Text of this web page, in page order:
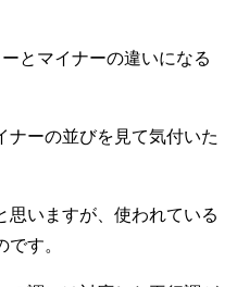
とマイナーの違いになる
ナーの並びを見て気付いた
思いますが、使われている
す。